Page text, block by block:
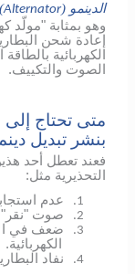
الدينمو (Alternator
وهو بمثابة "مولّد
إعادة شحن
الكهربائية
الصوت والتكييف.
متى تحتاج
بنشر تبديل
فعند تعطل أحد
التحذيرية مثل:
1. عدم
2. صوت "نقر"
3.
ضعف في
الكهربائية.
4.
نفاد